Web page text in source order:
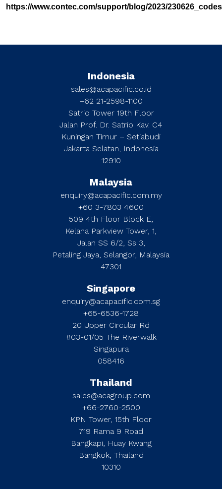
https://www.contec.com/support/blog/2023/
Indonesia
sales@acapacific.co.id
+62 21-2598-1100
Satrio Tower 19th Floor
Jalan Prof. Dr. Satrio Kav. C4
Kuningan Timur – Setiabudi
Jakarta Selatan, Indonesia
12910
Malaysia
enquiry@acapacific.com.my
+60 3-7803 4600
509 4th Floor Block E,
Kelana Parkview Tower, 1,
Jalan SS 6/2, Ss 3,
Petaling Jaya, Selangor, Malaysia
47301
Singapore
enquiry@acapacific.com.sg
+65-6536-1728
20 Upper Circular Rd
#03-01/05 The Riverwalk
Singapura
058416
Thailand
sales@acagroup.com
+66-2760-2500
KPN Tower, 15th Floor
719 Rama 9 Road
Bangkapi, Huay Kwang
Bangkok, Thailand
10310